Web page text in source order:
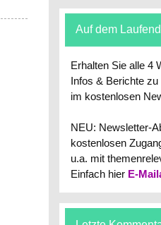
Auf dem
Erhalten Sie alle 4
Infos & Berichte
im kostenlosen
NEU: Newsletter-
kostenlosen
u.a. mit
Einfach hier E-